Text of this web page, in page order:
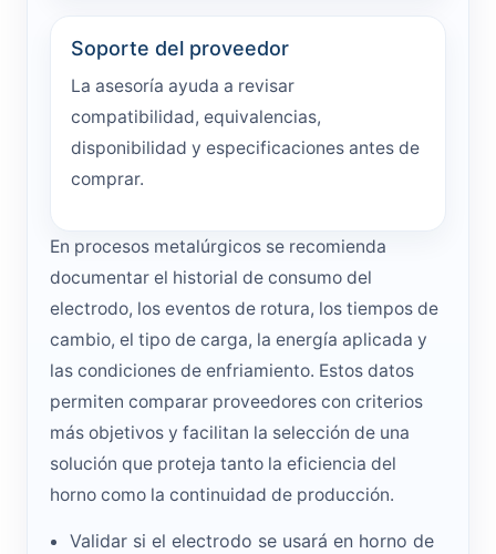
Soporte del proveedor
La asesoría ayuda a revisar
compatibilidad, equivalencias,
disponibilidad y especificaciones antes de
comprar.
En procesos metalúrgicos se recomienda
documentar el historial de consumo del
electrodo, los eventos de rotura, los tiempos de
cambio, el tipo de carga, la energía aplicada y
las condiciones de enfriamiento. Estos datos
permiten comparar proveedores con criterios
más objetivos y facilitan la selección de una
solución que proteja tanto la eficiencia del
horno como la continuidad de producción.
Validar si el electrodo se usará en horno de